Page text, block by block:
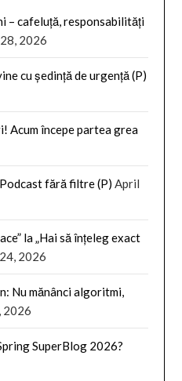
– cafeluță, responsabilități
2026
cu ședință de urgență (P)
Acum începe partea grea
fără filtre (P) April
la „Hai să înțeleg exact
2026
Nu mănânci algoritmi,
2026
SuperBlog 2026?